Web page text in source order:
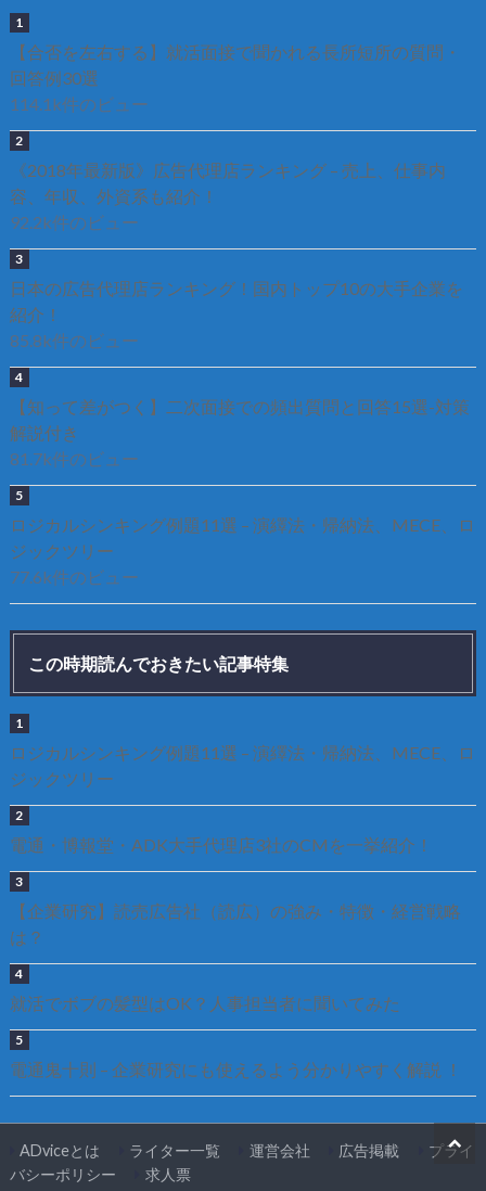
【合否を左右する】就活面接で聞かれる長所短所の質問・
回答例30選
114.1k件のビュー
《2018年最新版》広告代理店ランキング – 売上、仕事内
容、年収、外資系も紹介！
92.2k件のビュー
日本の広告代理店ランキング！国内トップ10の大手企業を
紹介！
85.8k件のビュー
【知って差がつく】二次面接での頻出質問と回答15選-対策
解説付き
81.7k件のビュー
ロジカルシンキング例題11選 – 演繹法・帰納法、MECE、ロ
ジックツリー
77.6k件のビュー
この時期読んでおきたい記事特集
ロジカルシンキング例題11選 – 演繹法・帰納法、MECE、ロ
ジックツリー
電通・博報堂・ADK大手代理店3社のCMを一挙紹介！
【企業研究】読売広告社（読広）の強み・特徴・経営戦略
は？
就活でボブの髪型はOK？人事担当者に聞いてみた
電通鬼十則 – 企業研究にも使えるよう分かりやすく解説 ！
ADviceとは ライター一覧 運営会社 広告掲載
プライ
バシーポリシー
求人票